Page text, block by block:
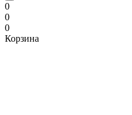
0
0
0
Корзина